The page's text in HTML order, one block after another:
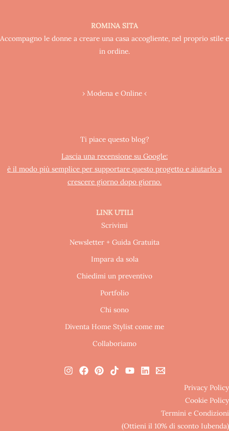
ROMINA SITA
Accompagno le donne a creare una casa accogliente, nel proprio stile e
in ordine.
› Modena e Online ‹
Ti piace questo blog?
Lascia una recensione su Google:
è il modo più semplice per supportare questo progetto e aiutarlo a
crescere giorno dopo giorno.
LINK UTILI
Scrivimi
Newsletter + Guida Gratuita
Impara da sola
Chiedimi un preventivo
Portfolio
Chi sono
Diventa Home Stylist come me
Collaboriamo
Privacy Policy
Cookie Policy
Termini e Condizioni
(Ottieni il 10% di sconto Iubenda)